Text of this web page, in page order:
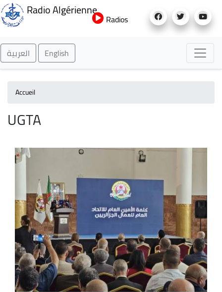
au
Radio Algérienne
Radios
العربية English
Accueil
UGTA